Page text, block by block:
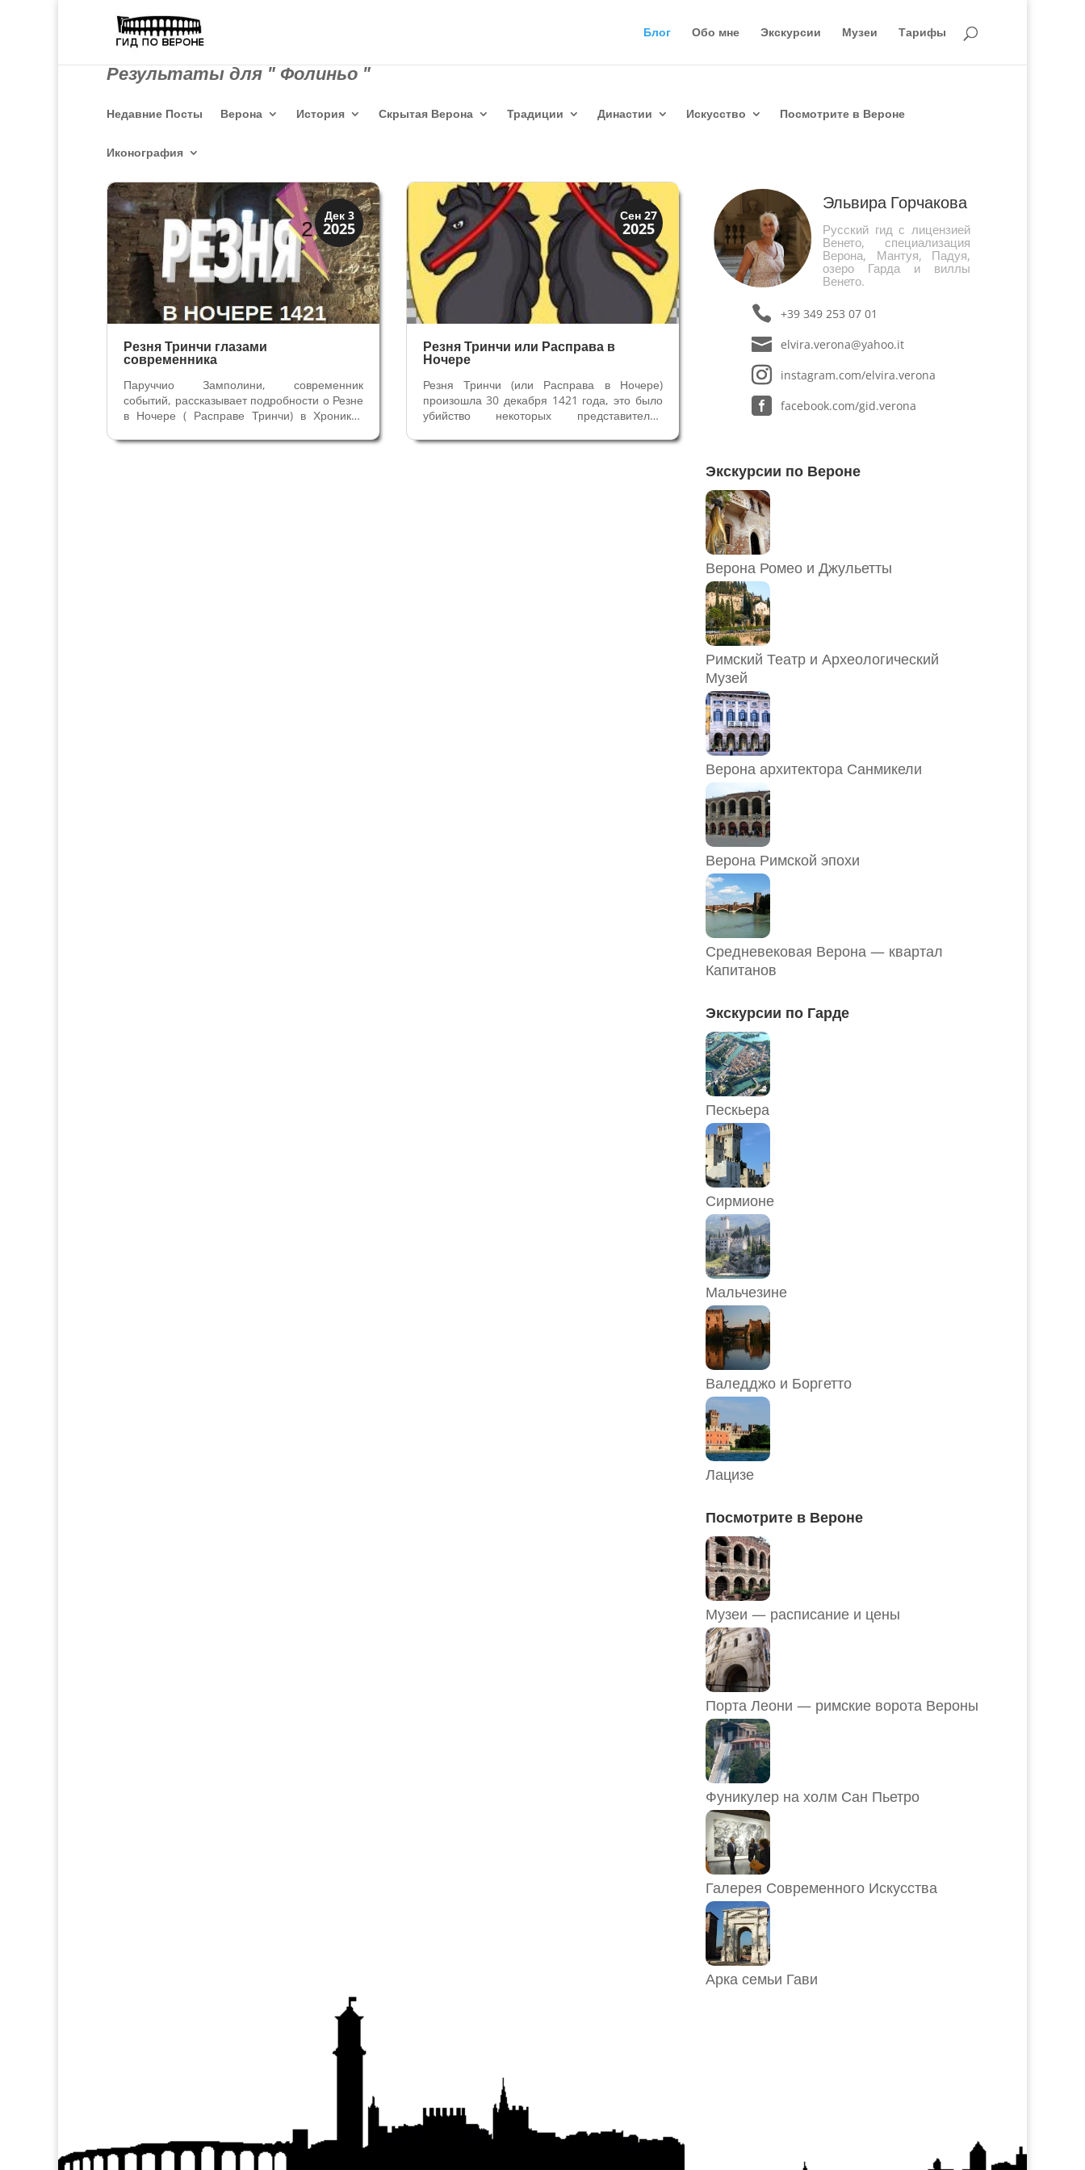
Блог Обо мне Экскурсии Музеи Тарифы
Результаты для " Фолиньо "
Недавние Посты Верона История Скрытая Верона Традиции Династии Искусство Посмотрите в Вероне
Иконография
Дек 3
2025
Династии
Заговоры и войны
Резня Тринчи глазами
современника
Паруччио Замполини, современник
событий, рассказывает подробности о Резне
в Ночере ( Расправе Тринчи) в Хрониках
- кровавое преступление. В то время когда
Сен 27
2025
Династии
Заговоры и войны
Резня Тринчи или Расправа в
Ночере
Резня Тринчи (или Расправа в Ночере)
произошла 30 декабря 1421 года, это было
убийство некоторых представителей
Фолиньо. (Фолиньо – город в провинции
Эльвира Горчакова
Русский гид с лицензией
Венето, специализация
Верона, Мантуя, Падуя,
озеро Гарда и виллы
Венето.
+39 349 253 07 01
elvira.verona@yahoo.it
instagram.com/elvira.verona
facebook.com/gid.verona
Экскурсии по Вероне
Верона Ромео и Джульетты
Римский Театр и Археологический
Музей
Верона архитектора Санмикели
Верона Римской эпохи
Средневековая Верона — квартал
Капитанов
Экскурсии по Гарде
Пескьера
Сирмионе
Мальчезине
Валедджо и Боргетто
Лацизе
Посмотрите в Вероне
Музеи — расписание и цены
Порта Леони — римские ворота Вероны
Фуникулер на холм Сан Пьетро
Галерея Современного Искусства
Арка семьи Гави